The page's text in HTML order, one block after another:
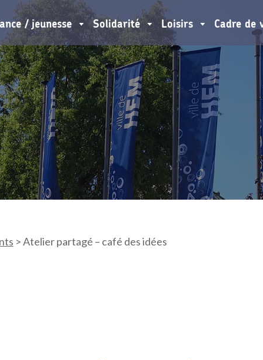
/ jeunesse Solidarité Loisirs Cadre de
>Atelier partagé – café des idées